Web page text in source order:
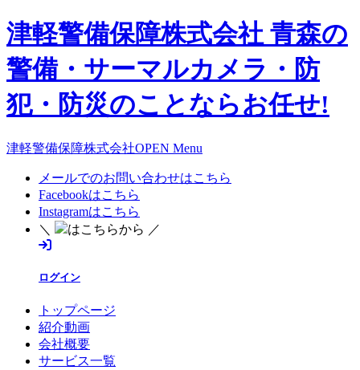
津軽警備保障株式会社 青森の
警備・サーマルカメラ・防
犯・防災のことならお任せ!
津軽警備保障株式会社OPEN Menu
メールでのお問い合わせはこちら
Facebookはこちら
Instagramはこちら
＼
はこちらから ／
ログイン
トップページ
紹介動画
会社概要
サービス一覧